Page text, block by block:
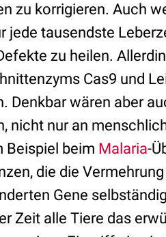
zu korrigieren. Auch
jede tausendste
zu heilen.
Cas9 und
Denkbar wären aber
nicht nur an
Beispiel beim Malaria-
die die
Gene
Zeit alle Tiere das